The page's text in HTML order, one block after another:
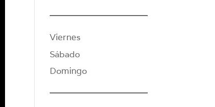
Viernes
Sábado
Domingo